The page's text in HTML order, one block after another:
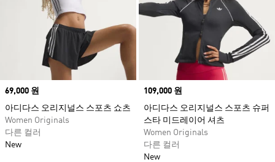
Price
69,000 원
아디다스 오리지널스 스포츠 쇼츠
Women Originals
다른 컬러
New
Price
109,000 원
아디다스 오리지널스 스포츠 슈퍼
스타 미드레이어 셔츠
Women Originals
다른 컬러
New